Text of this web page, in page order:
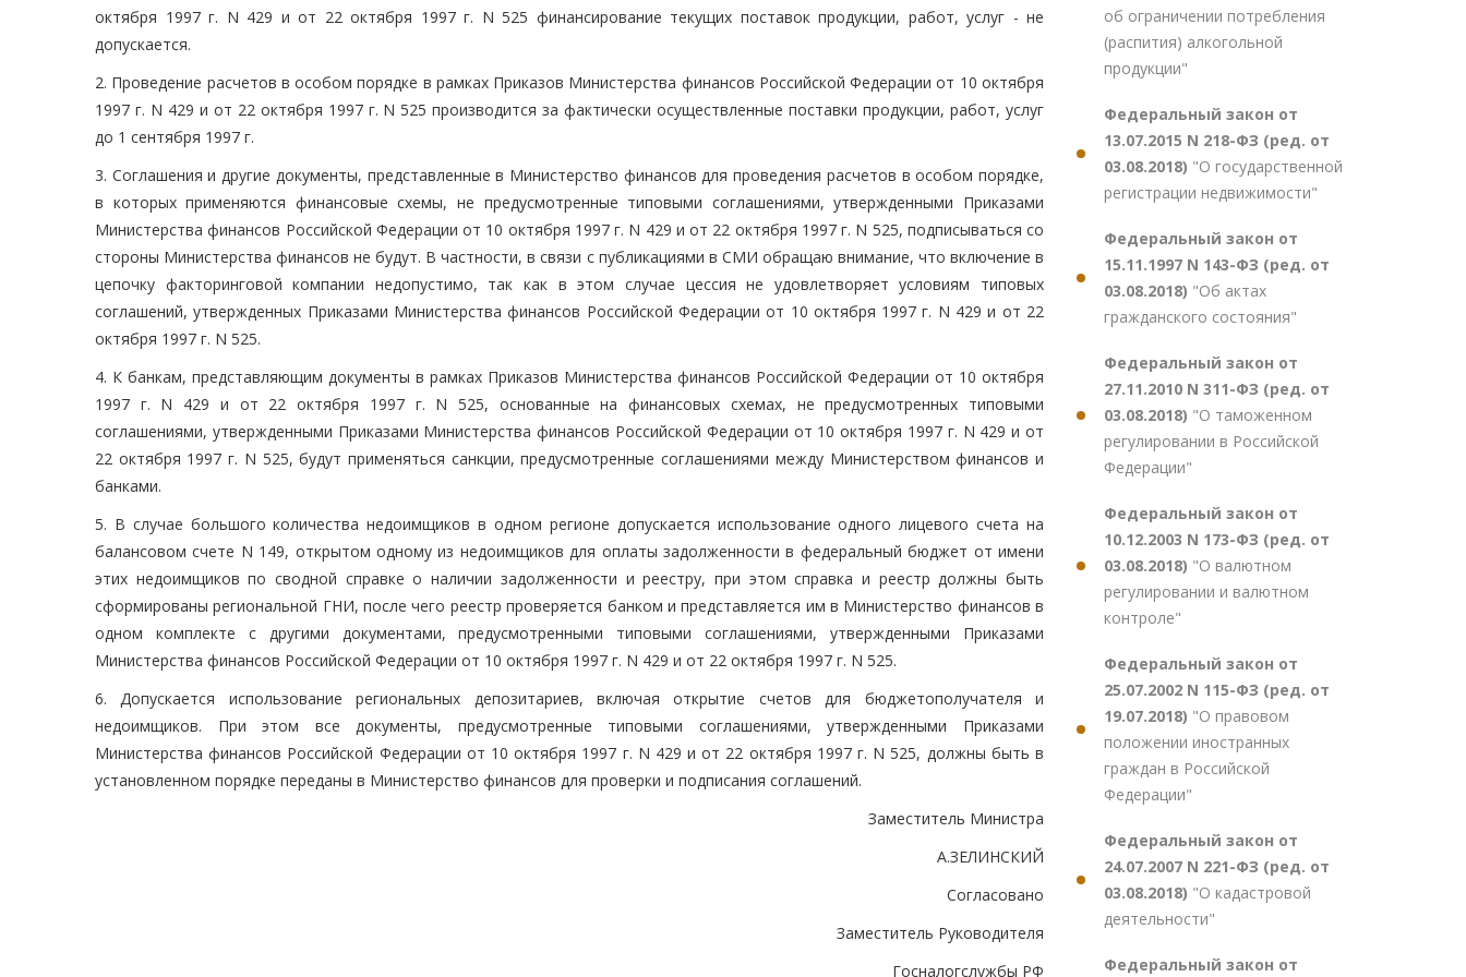
октября 1997 г. N 429 и от 22 октября 1997 г. N 525 финансирование текущих поставок продукции, работ, услуг - не
допускается.
2. Проведение расчетов в особом порядке в рамках Приказов Министерства финансов Российской Федерации от 10 октября
1997 г. N 429 и от 22 октября 1997 г. N 525 производится за фактически осуществленные поставки продукции, работ, услуг
до 1 сентября 1997 г.
3. Соглашения и другие документы, представленные в Министерство финансов для проведения расчетов в особом порядке,
в которых применяются финансовые схемы, не предусмотренные типовыми соглашениями, утвержденными Приказами
Министерства финансов Российской Федерации от 10 октября 1997 г. N 429 и от 22 октября 1997 г. N 525, подписываться со
стороны Министерства финансов не будут. В частности, в связи с публикациями в СМИ обращаю внимание, что включение в
цепочку факторинговой компании недопустимо, так как в этом случае цессия не удовлетворяет условиям типовых
соглашений, утвержденных Приказами Министерства финансов Российской Федерации от 10 октября 1997 г. N 429 и от 22
октября 1997 г. N 525.
4. К банкам, представляющим документы в рамках Приказов Министерства финансов Российской Федерации от 10 октября
1997 г. N 429 и от 22 октября 1997 г. N 525, основанные на финансовых схемах, не предусмотренных типовыми
соглашениями, утвержденными Приказами Министерства финансов Российской Федерации от 10 октября 1997 г. N 429 и от
22 октября 1997 г. N 525, будут применяться санкции, предусмотренные соглашениями между Министерством финансов и
банками.
5. В случае большого количества недоимщиков в одном регионе допускается использование одного лицевого счета на
балансовом счете N 149, открытом одному из недоимщиков для оплаты задолженности в федеральный бюджет от имени
этих недоимщиков по сводной справке о наличии задолженности и реестру, при этом справка и реестр должны быть
сформированы региональной ГНИ, после чего реестр проверяется банком и представляется им в Министерство финансов в
одном комплекте с другими документами, предусмотренными типовыми соглашениями, утвержденными Приказами
Министерства финансов Российской Федерации от 10 октября 1997 г. N 429 и от 22 октября 1997 г. N 525.
6. Допускается использование региональных депозитариев, включая открытие счетов для бюджетополучателя и
недоимщиков. При этом все документы, предусмотренные типовыми соглашениями, утвержденными Приказами
Министерства финансов Российской Федерации от 10 октября 1997 г. N 429 и от 22 октября 1997 г. N 525, должны быть в
установленном порядке переданы в Министерство финансов для проверки и подписания соглашений.
Заместитель Министра
А.ЗЕЛИНСКИЙ
Согласовано
Заместитель Руководителя
Госналогслужбы РФ
об ограничении потребления
(распития) алкогольной
продукции"
Федеральный закон от
13.07.2015 N 218-ФЗ (ред. от
03.08.2018) "О государственной
регистрации недвижимости"
Федеральный закон от
15.11.1997 N 143-ФЗ (ред. от
03.08.2018) "Об актах
гражданского состояния"
Федеральный закон от
27.11.2010 N 311-ФЗ (ред. от
03.08.2018) "О таможенном
регулировании в Российской
Федерации"
Федеральный закон от
10.12.2003 N 173-ФЗ (ред. от
03.08.2018) "О валютном
регулировании и валютном
контроле"
Федеральный закон от
25.07.2002 N 115-ФЗ (ред. от
19.07.2018) "О правовом
положении иностранных
граждан в Российской
Федерации"
Федеральный закон от
24.07.2007 N 221-ФЗ (ред. от
03.08.2018) "О кадастровой
деятельности"
Федеральный закон от